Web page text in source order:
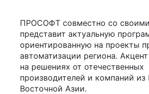
ПРОСОФТ совместно со
представит актуальную
ориентированную на проекты
автоматизации региона.
на решениях от отечественных
производителей и компаний
Восточной Азии.